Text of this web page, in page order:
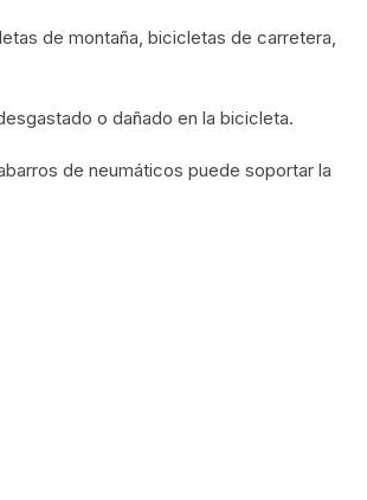
de montaña, bicicletas de carretera,
o dañado en la bicicleta.
de neumáticos puede soportar la